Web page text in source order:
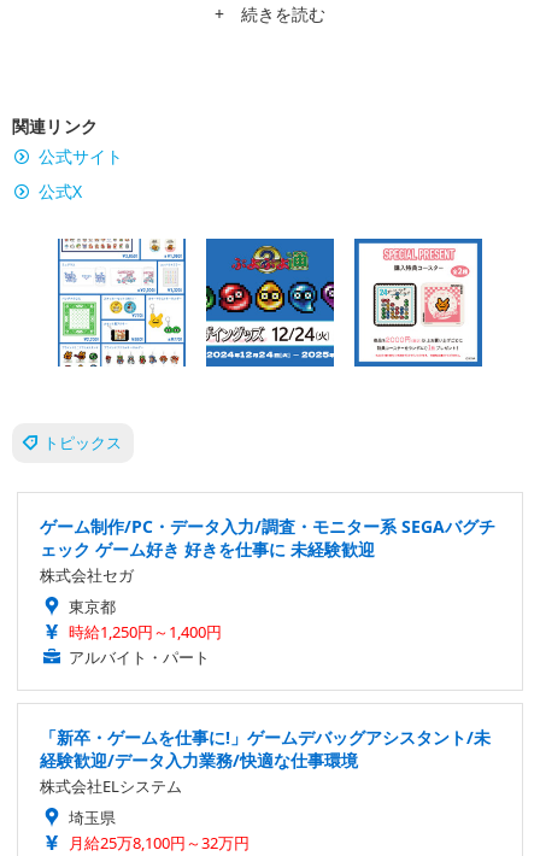
など。日々のニュース記事だけでなく、ゲームのレビューや趣味や
+ 続きを読む
関連リンク
公式サイト
公式X
トピックス
ゲーム制作/PC・データ入力/調査・モニター系 SEGAバグチ
ェック ゲーム好き 好きを仕事に 未経験歓迎
株式会社セガ
東京都
時給1,250円～1,400円
アルバイト・パート
「新卒・ゲームを仕事に!」ゲームデバッグアシスタント/未
経験歓迎/データ入力業務/快適な仕事環境
株式会社ELシステム
埼玉県
月給25万8,100円～32万円